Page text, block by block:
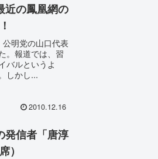
近の鳳凰網の
明党の山口代表
。報道では、習
バルというよ
しかし...
2010.12.16
発信者「唐淳
）